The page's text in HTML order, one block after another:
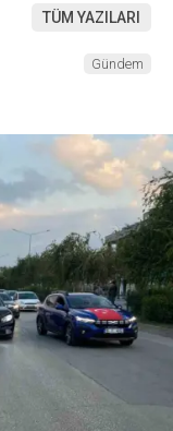
TÜM YAZILARI
Gündem